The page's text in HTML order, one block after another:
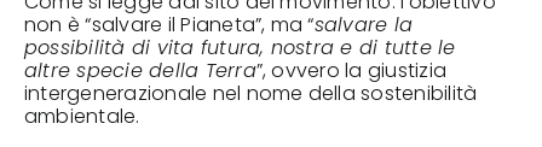
non è “salvare il Pianeta”, ma “salvare la
possibilità di vita futura, nostra e di tutte le
altre specie della Terra”, ovvero la giustizia
intergenerazionale nel nome della sostenibilità
ambientale.